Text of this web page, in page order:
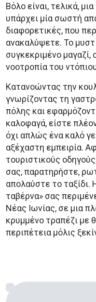
Βόλο είναι, τελικά,
υπάρχει μία σωστή
διαφορετικές, που
ανακαλύψετε. Το
συγκεκριμένο
νοοτροπία του
Κατανοώντας την
γνωρίζοντας τη
πόλης και
καλοφαγά, είστε
όχι απλώς ένα καλό
αξέχαστη εμπειρία.
τουριστικούς
σας, παρατηρήστε,
απολαύστε το ταξίδι.
ταβέρνα» σας
Νέας Ιωνίας, σε μια
κρυμμένο τραπέζι με
περιπέτεια μόλις